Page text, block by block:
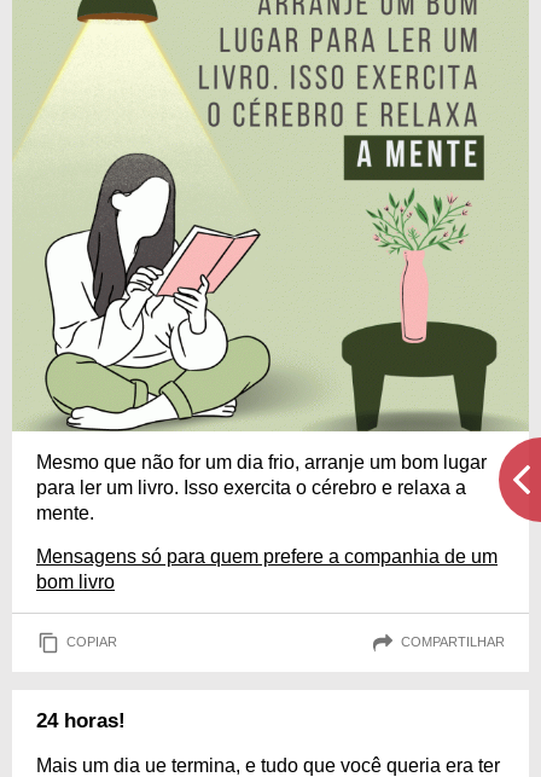
Mesmo que não for um dia frio, arranje um bom lugar
para ler um livro. Isso exercita o cérebro e relaxa a
mente.
Mensagens só para quem prefere a companhia de um
bom livro
COPIAR COMPARTILHAR
24 horas!
Mais um dia ue termina, e tudo que você queria era ter